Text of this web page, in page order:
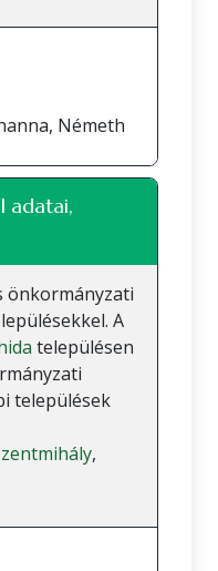
Németh
adatai,
önkormányzati
A
településen
települések
,